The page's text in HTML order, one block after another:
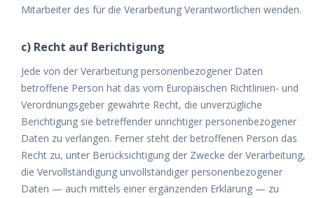
Mitarbeiter des für die Verarbeitung Verantwortlichen wenden.
c) Recht auf Berichtigung
Jede von der Verarbeitung personenbezogener Daten
betroffene Person hat das vom Europäischen Richtlinien- und
Verordnungsgeber gewährte Recht, die unverzügliche
Berichtigung sie betreffender unrichtiger personenbezogener
Daten zu verlangen. Ferner steht der betroffenen Person das
Recht zu, unter Berücksichtigung der Zwecke der Verarbeitung,
die Vervollständigung unvollständiger personenbezogener
Daten — auch mittels einer ergänzenden Erklärung — zu